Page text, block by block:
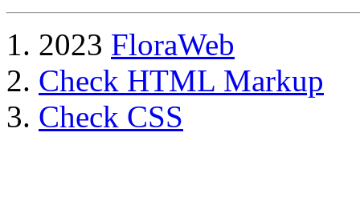
2023 FloraWeb
Check HTML Markup
Check CSS